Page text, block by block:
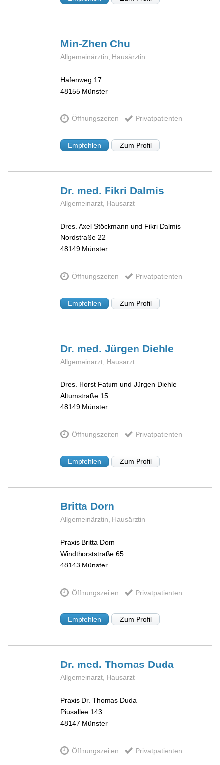
Min-ZhenChu
Allgemeinärztin, Hausärztin
Hafenweg 17
48155 Münster
Öffnungszeiten Privatpatienten
Empfehlen Zum Profil
Dr. med. Fikri Dalmis
Allgemeinarzt, Hausarzt
Dres. Axel Stöckmann und Fikri Dalmis
Nordstraße 22
48149 Münster
Öffnungszeiten Privatpatienten
Empfehlen Zum Profil
Dr. med. Jürgen Diehle
Allgemeinarzt, Hausarzt
Dres. Horst Fatum und Jürgen Diehle
Altumstraße 15
48149 Münster
Öffnungszeiten Privatpatienten
Empfehlen Zum Profil
Britta Dorn
Allgemeinärztin, Hausärztin
Praxis Britta Dorn
Windthorststraße 65
48143 Münster
Öffnungszeiten Privatpatienten
Empfehlen Zum Profil
Dr. med. Thomas Duda
Allgemeinarzt, Hausarzt
Praxis Dr. Thomas Duda
Piusallee 143
48147 Münster
Öffnungszeiten Privatpatienten